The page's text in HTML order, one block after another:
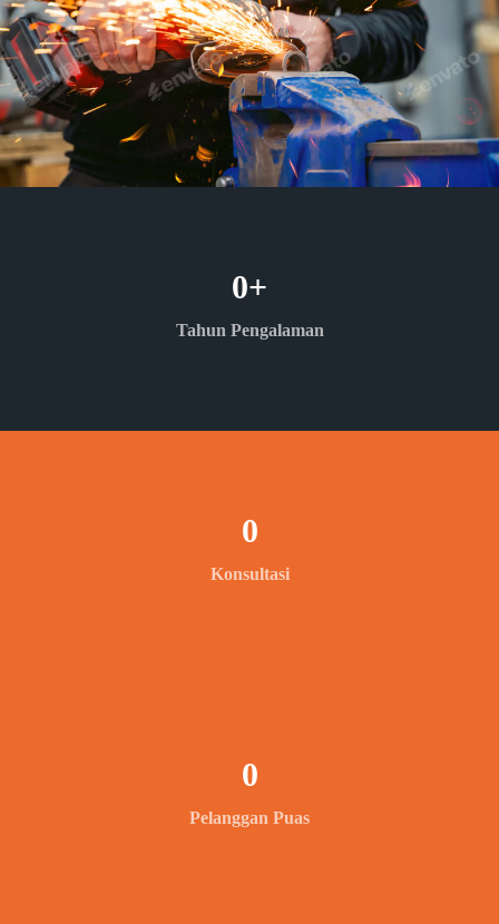
Tahun Pengalaman
0+
Konsultasi
0
Pelanggan Puas
0